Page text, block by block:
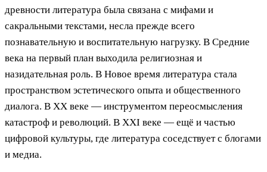
древности литература была связана с мифами и
сакральными текстами, несла прежде всего
познавательную и воспитательную нагрузку. В Средние
века на первый план выходила религиозная и
назидательная роль. В Новое время литература стала
пространством эстетического опыта и общественного
диалога. В XX веке — инструментом переосмысления
катастроф и революций. В XXI веке — ещё и частью
цифровой культуры, где литература соседствует с блогами
и медиа.